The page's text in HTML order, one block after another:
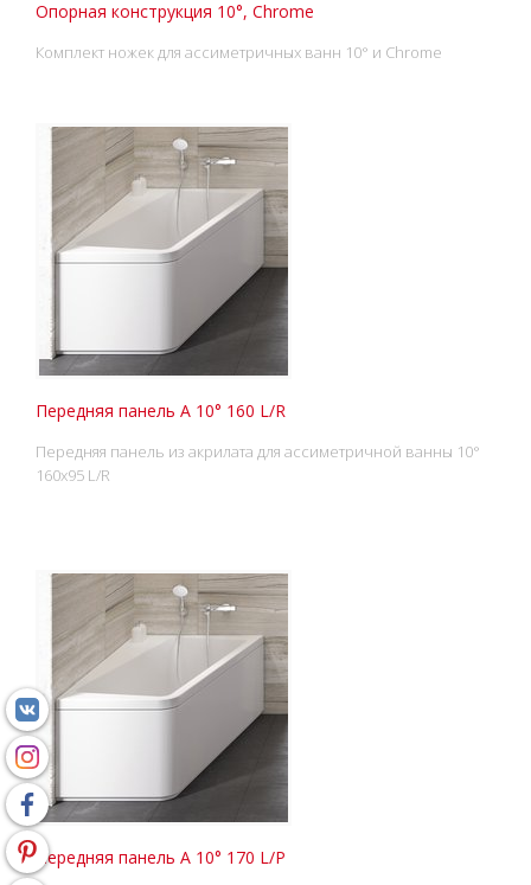
Опорная конструкция 10°, Chrome
Комплект ножек для ассиметричных ванн 10° и Chrome
Передняя панель А 10° 160 L/R
Передняя панель из акрилата для ассиметричной ванны 10°
160x95 L/R
Передняя панель А 10° 170 L/P